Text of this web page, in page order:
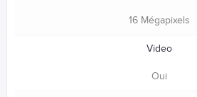
16 Mégapixels
Video
Oui